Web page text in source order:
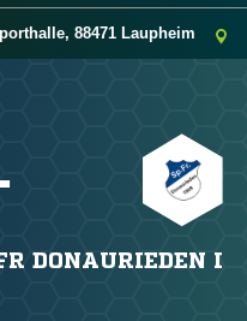
88471 Laupheim
DONAURIEDEN I